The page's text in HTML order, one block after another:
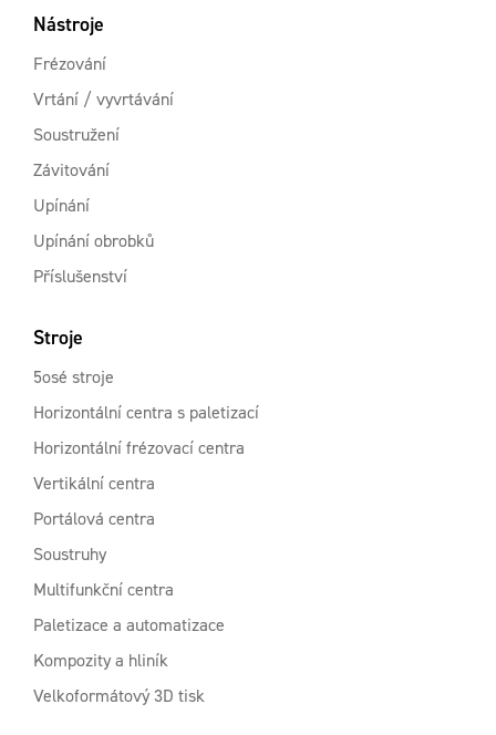
Nástroje
Frézování
Vrtání / vyvrtávání
Soustružení
Závitování
Upínání
Upínání obrobků
Příslušenství
Stroje
5osé stroje
Horizontální centra s paletizací
Horizontální frézovací centra
Vertikální centra
Portálová centra
Soustruhy
Multifunkční centra
Paletizace a automatizace
Kompozity a hliník
Velkoformátový 3D tisk